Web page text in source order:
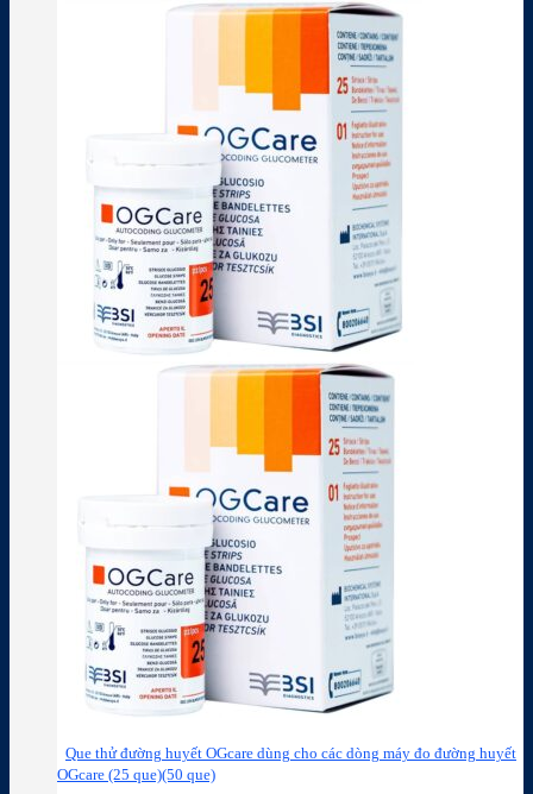
Que thử đường huyết OGcare dùng cho các dòng máy đo đường huyết
OGcare (25 que)(50 que)